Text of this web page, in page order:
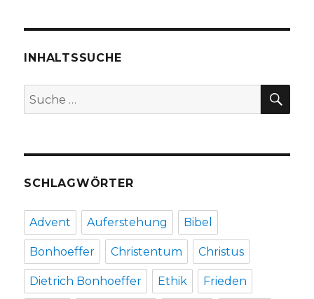
Christoph
Werl
INHALTSSUCHE
Suche
nach:
SCHLAGWÖRTER
Advent Auferstehung Bibel
Bonhoeffer Christentum Christus
Dietrich Bonhoeffer Ethik Frieden